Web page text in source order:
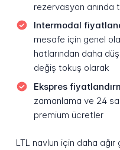
rezervasyon anında
Intermodal
mesafe için genel
hatlarından daha
değiş tokuş olarak
Ekspres
zamanlama ve 24
premium ücretler
LTL navlun için daha ağır